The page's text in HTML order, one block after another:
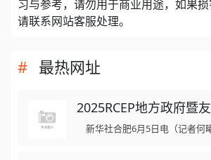
习与参考，请勿用于商业用途，如果损
请联系网站客服处理。
最热网址
2025RCEP地方政府暨
新华社合肥6月5日电（记者何